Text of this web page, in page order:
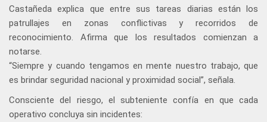
Castañeda explica que entre sus tareas diarias están los
patrullajes en zonas conflictivas y recorridos de
reconocimiento. Afirma que los resultados comienzan a
notarse.
“Siempre y cuando tengamos en mente nuestro trabajo, que
es brindar seguridad nacional y proximidad social”, señala.
Consciente del riesgo, el subteniente confía en que cada
operativo concluya sin incidentes: